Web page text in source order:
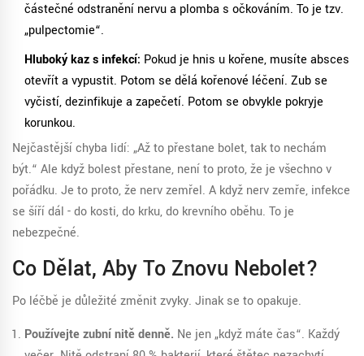
částečné odstranění nervu a plomba s očkováním. To je tzv.
„pulpectomie“.
Hluboký kaz s infekcí: Pokud je hnis u kořene, musíte absces
otevřít a vypustit. Potom se dělá kořenové léčení. Zub se
vyčistí, dezinfikuje a zapečetí. Potom se obvykle pokryje
korunkou.
Nejčastější chyba lidí: „Až to přestane bolet, tak to nechám
být.“ Ale když bolest přestane, není to proto, že je všechno v
pořádku. Je to proto, že nerv zemřel. A když nerv zemře, infekce
se šíří dál - do kosti, do krku, do krevního oběhu. To je
nebezpečné.
Co Dělat, Aby To Znovu Nebolet?
Po léčbě je důležité změnit zvyky. Jinak se to opakuje.
Používejte zubní nitě denně. Ne jen „když máte čas“. Každý